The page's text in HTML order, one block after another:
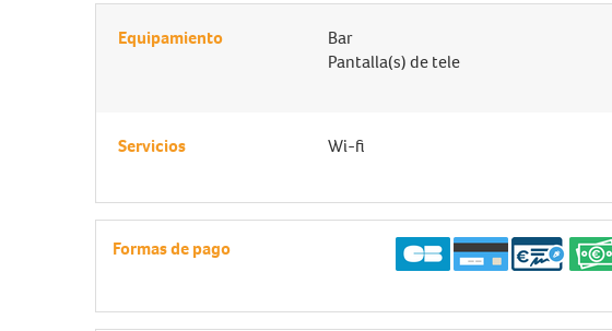
Equipamiento
Bar
Pantalla(s) de tele
Servicios Wi-fi
Formas de pago